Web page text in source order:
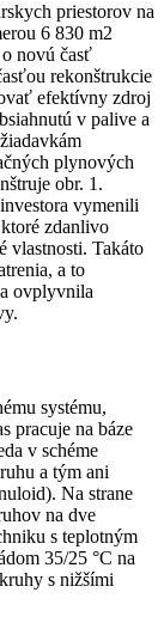
priestorov na
6 830 m2
novú časť
rekonštrukcie
efektívny zdroj
v palive a
plynových
obr. 1.
vymenili
zdanlivo
vlastnosti. Takáto
a to
ovplyvnila
systému,
pracuje na báze
v schéme
a tým ani
Na strane
na dve
s teplotným
35/25 °C na
s nižšími